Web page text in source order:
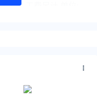
金价,工费另计,单位:
生、六福珠宝、谢瑞
庙黄金、菜百首饰、
金价,工费另计,单位: